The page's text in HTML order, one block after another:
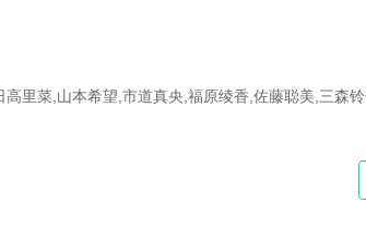
里菜,山本希望,市道真央,福原绫香,佐藤聪美,三森铃